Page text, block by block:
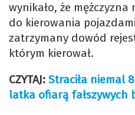
wynikało, że
do kierowania
zatrzymany dowód
którym kierował.
CZYTAJ: Straciła niemal
latka ofiarą fałszywych